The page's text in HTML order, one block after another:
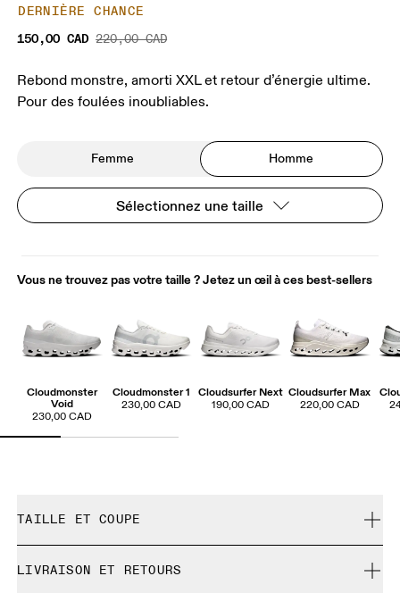
DERNIÈRE CHANCE
150,00 CAD 220,00 CAD
Rebond monstre, amorti XXL et retour d’énergie ultime.
Pour des foulées inoubliables.
Femme Homme
Sélectionnez une taille
Vous ne trouvez pas votre taille ? Jetez un œil à ces best-sellers
Cloudmonster
Void
230,00 CAD
Cloudmonster 1
230,00 CAD
Cloudsurfer Next
190,00 CAD
Cloudsurfer Max
220,00 CAD
TAILLE ET COUPE
LIVRAISON ET RETOURS